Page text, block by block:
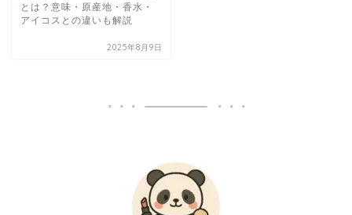
とは？意味・原産地・香水・
アイコスとの違いも解説
2025年8月9日